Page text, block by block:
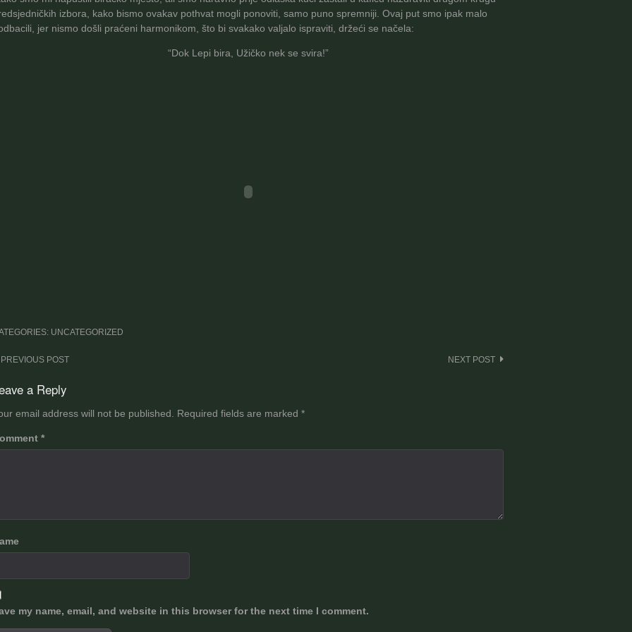
izbora, kako bismo ovakav pothvat mogli ponoviti, samo puno spremniji. Ovaj put smo ipak malo
jer nismo došli praćeni harmonikom, što bi svakako valjalo ispraviti, držeći se načela:
“Dok Lepi bira, Užičko nek se svira!”
UNCATEGORIZED
PREVIOUS POST NEXT POST
a Reply
email address will not be published. Required fields are marked *
*
my name, email, and website in this browser for the next time I comment.